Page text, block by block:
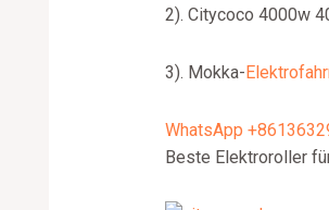
2). Citycoco 4000w
3). Mokka-
WhatsApp
Beste Elektroroller